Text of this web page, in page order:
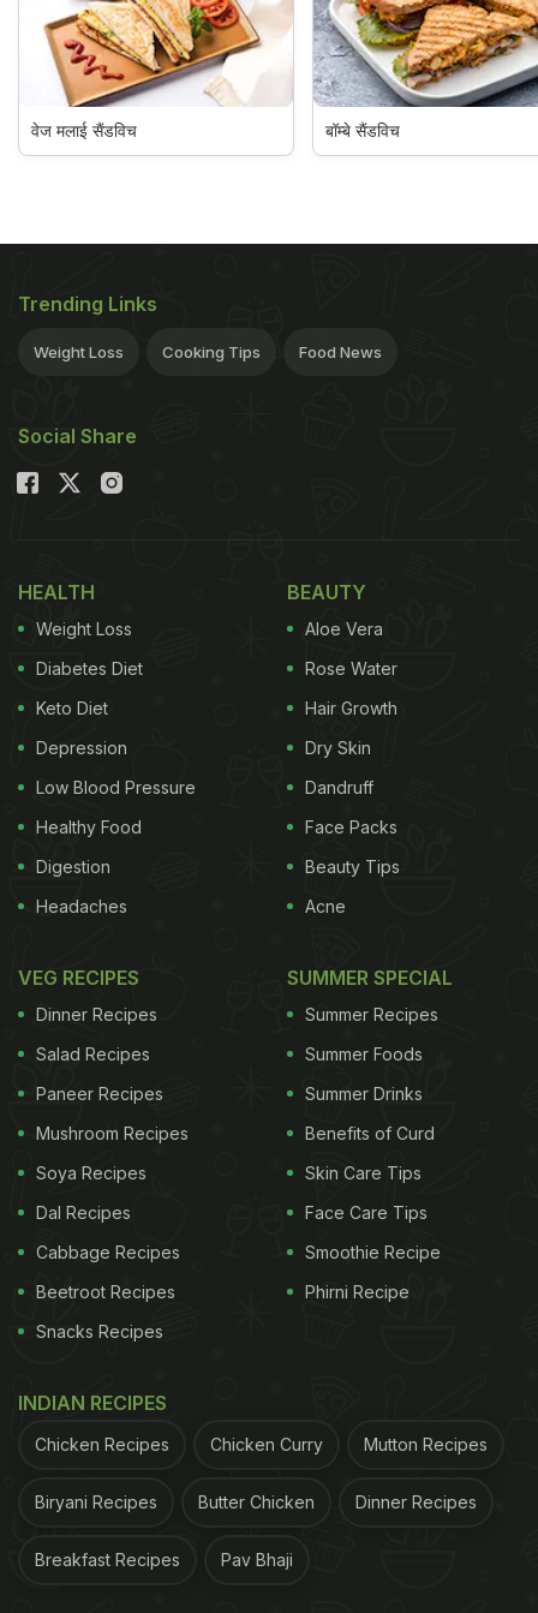
वेज मलाई सैंडविच बॉम्बे सैंडविच
Trending Links
Weight Loss Cooking Tips Food News
Social Share
HEALTH
Weight Loss
Diabetes Diet
Keto Diet
Depression
Low Blood Pressure
Healthy Food
Digestion
Headaches
BEAUTY
Aloe Vera
Rose Water
Hair Growth
Dry Skin
Dandruff
Face Packs
Beauty Tips
Acne
VEG RECIPES
Dinner Recipes
Salad Recipes
Paneer Recipes
Mushroom Recipes
Soya Recipes
Dal Recipes
Cabbage Recipes
Beetroot Recipes
Snacks Recipes
SUMMER SPECIAL
Summer Recipes
Summer Foods
Summer Drinks
Benefits of Curd
Skin Care Tips
Face Care Tips
Smoothie Recipe
Phirni Recipe
INDIAN RECIPES
Chicken Recipes Chicken Curry Mutton Recipes
Biryani Recipes Butter Chicken Dinner Recipes
Breakfast Recipes Pav Bhaji